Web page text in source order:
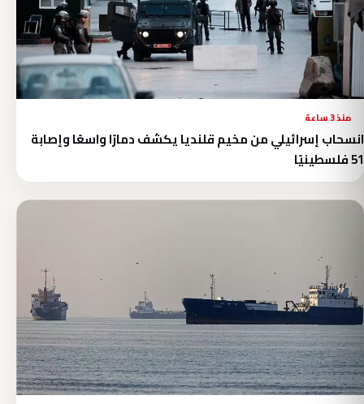
منذ 3 ساعة
انسحاب إسرائيلي من مخيم قلنديا يكشف دمارًا واسعًا وإصابة
51 فلسطينيًا